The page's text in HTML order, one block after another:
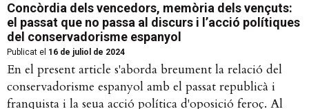
Concòrdia dels vencedors, memòria dels vençuts:
el passat que no passa al discurs i l’acció polítiques
del conservadorisme espanyol
Publicat el 16 de juliol de 2024
En el present article s'aborda breument la relació del
conservadorisme espanyol amb el passat republicà i
franquista i la seua acció política d'oposició feroç. Al